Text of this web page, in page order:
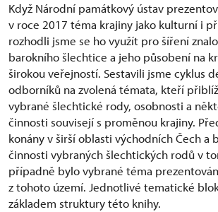
Když Národní památkový ústav
v roce 2017 téma krajiny jako kulturní i
rozhodli jsme se ho využít pro šíření
barokního šlechtice a jeho působení na
širokou veřejností. Sestavili jsme cyklus
odborníků na zvolená témata, kteří
vybrané šlechtické rody, osobnosti a
činnosti souvisejí s proměnou krajiny.
konány v širší oblasti východních Čech a
činnosti vybraných šlechtických rodů v
případně bylo vybrané téma
z tohoto území. Jednotlivé tematické
základem struktury této knihy.